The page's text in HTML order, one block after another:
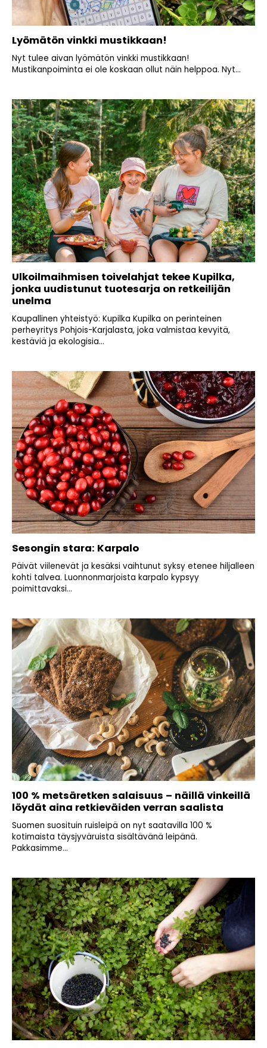
Lyömätön vinkki mustikkaan!
Nyt tulee aivan lyömätön vinkki mustikkaan!
Mustikanpoiminta ei ole koskaan ollut näin helppoa. Nyt...
Ulkoilmaihmisen toivelahjat tekee Kupilka,
jonka uudistunut tuotesarja on retkeilijän
unelma
Kaupallinen yhteistyö: Kupilka Kupilka on perinteinen
perheyritys Pohjois-Karjalasta, joka valmistaa kevyitä,
kestäviä ja ekologisia...
Sesongin stara: Karpalo
Päivät viilenevät ja kesäksi vaihtunut syksy etenee hiljalleen
kohti talvea. Luonnonmarjoista karpalo kypsyy
poimittavaksi...
100 % metsäretken salaisuus – näillä vinkeillä
löydät aina retkieväiden verran saalista
Suomen suosituin ruisleipä on nyt saatavilla 100 %
kotimaista täysjyväruista sisältävänä leipänä.
Pakkasimme...